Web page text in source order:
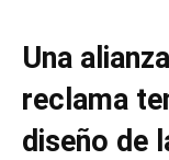
Una
reclama
diseño de